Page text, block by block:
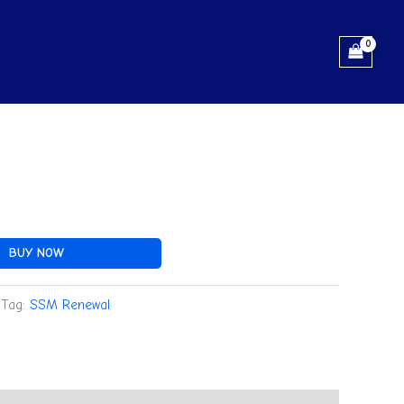
BUY NOW
Tag: SSM Renewal